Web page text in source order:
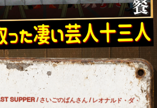
SUPPER / さいごのばんさん / レオナルド・ダ・